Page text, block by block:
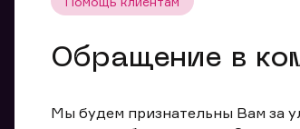
Обращение в
Мы будем признательны Вам за